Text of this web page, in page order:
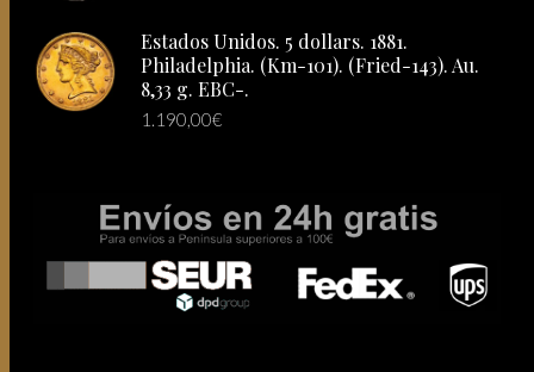
Estados Unidos. 5 dollars. 1881.
Philadelphia. (Km-101). (Fried-143). Au.
8,33 g. EBC-.
1.190,00€